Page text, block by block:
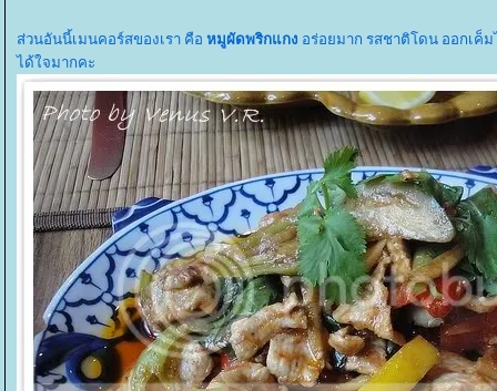
ส่วนอันนี้เมนคอร์สของเรา คือ หมูผัดพริกแกง อร่อยมาก รสชาติโดน ออกเค็
ได้ใจมากคะ